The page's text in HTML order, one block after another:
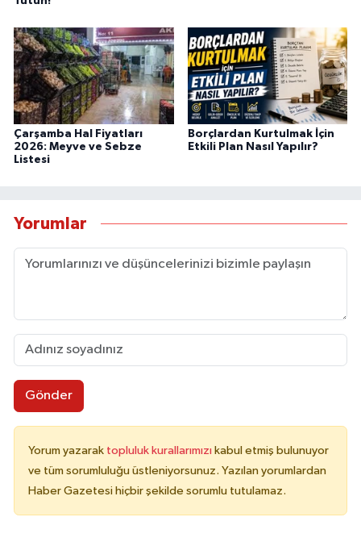
Çarşamba Hal Fiyatları
2026: Meyve ve Sebze
Listesi
Borçlardan Kurtulmak İçin
Etkili Plan Nasıl Yapılır?
Yorumlar
Gönder
Yorum yazarak topluluk kurallarımızı kabul etmiş bulunuyor
ve tüm sorumluluğu üstleniyorsunuz. Yazılan yorumlardan
Haber Gazetesi hiçbir şekilde sorumlu tutulamaz.